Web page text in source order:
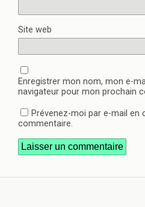
Site web
Enregistrer mon nom, mon e-
navigateur pour mon prochain
Prévenez-moi par e-mail en
commentaire.